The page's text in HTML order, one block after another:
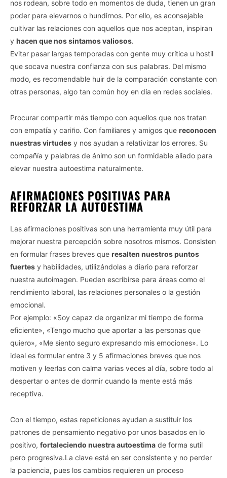
nos rodean, sobre todo en momentos de duda, tienen un gran
poder para elevarnos o hundirnos. Por ello, es aconsejable
cultivar las relaciones con aquellos que nos aceptan, inspiran
y hacen que nos sintamos valiosos.
Evitar pasar largas temporadas con gente muy crítica u hostil
que socava nuestra confianza con sus palabras. Del mismo
modo, es recomendable huir de la comparación constante con
otras personas, algo tan común hoy en día en redes sociales.
Procurar compartir más tiempo con aquellos que nos tratan
con empatía y cariño. Con familiares y amigos que reconocen
nuestras virtudes y nos ayudan a relativizar los errores. Su
compañía y palabras de ánimo son un formidable aliado para
elevar nuestra autoestima naturalmente.
AFIRMACIONES POSITIVAS PARA
REFORZAR LA AUTOESTIMA
Las afirmaciones positivas son una herramienta muy útil para
mejorar nuestra percepción sobre nosotros mismos. Consisten
en formular frases breves que resalten nuestros puntos
fuertes y habilidades, utilizándolas a diario para reforzar
nuestra autoimagen. Pueden escribirse para áreas como el
rendimiento laboral, las relaciones personales o la gestión
emocional.
Por ejemplo: «Soy capaz de organizar mi tiempo de forma
eficiente», «Tengo mucho que aportar a las personas que
quiero», «Me siento seguro expresando mis emociones». Lo
ideal es formular entre 3 y 5 afirmaciones breves que nos
motiven y leerlas con calma varias veces al día, sobre todo al
despertar o antes de dormir cuando la mente está más
receptiva.
Con el tiempo, estas repeticiones ayudan a sustituir los
patrones de pensamiento negativo por unos basados en lo
positivo, fortaleciendo nuestra autoestima de forma sutil
pero progresiva.La clave está en ser consistente y no perder
la paciencia, pues los cambios requieren un proceso